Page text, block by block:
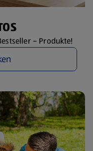
– Produkte!